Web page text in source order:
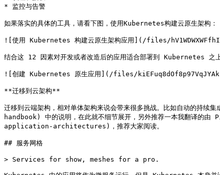
* 监控与告警
如果落实的具体的工具，请看下图，使用Kubernetes构建云原生架构：
![使用 Kubernetes 构建云原生架构应用](/files/
结合这 12 因素对开发或者改造后的应用适合部署到 Kubernetes 之上
![创建 Kubernetes 原生应用](/files/
**迁移到云架构**
迁移到云端架构，相对单体架构来说会带来很多挑战。比如自动的
handbook) 中的说明，在此就不细节展开，另外推荐一本我
application-architectures)，推荐大家阅读。
## 服务网格
> Services for show, meshes for a pro.